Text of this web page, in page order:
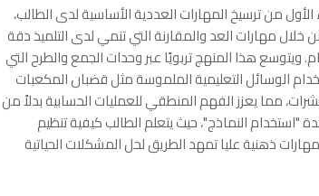
من ترسيخ المهارات العددية الأساسية لدى الطالب،
يبدأ بالتعامل مع الأعداد حتى 1000 من خلال مهارات العد والمقارنة التي تنمي لدى التلميذ دقة
ويتوسع هذا المنهج تربويًا عبر وحدات الجمع والطرح التي
الوسائل التعليمية الملموسة مثل قضبان المكعبات
مما يعزز الفهم المنطقي للعمليات الحسابية بدلاً من
"استخدام النماذج"، حيث يتعلم الطالب كيفية تنظيم
ذهنية عليا تمهد الطريق لحل المشكلات الحياتية